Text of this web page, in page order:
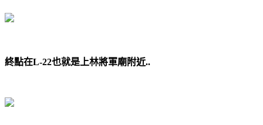
終點在L-22也就是上林將軍廟附近..